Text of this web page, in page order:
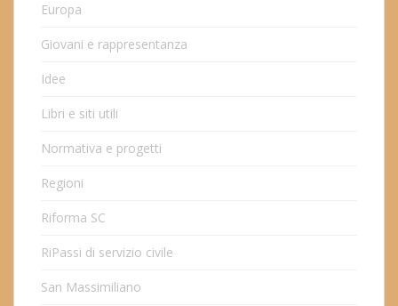
Europa
Giovani e rappresentanza
Idee
Libri e siti utili
Normativa e progetti
Regioni
Riforma SC
RiPassi di servizio civile
San Massimiliano